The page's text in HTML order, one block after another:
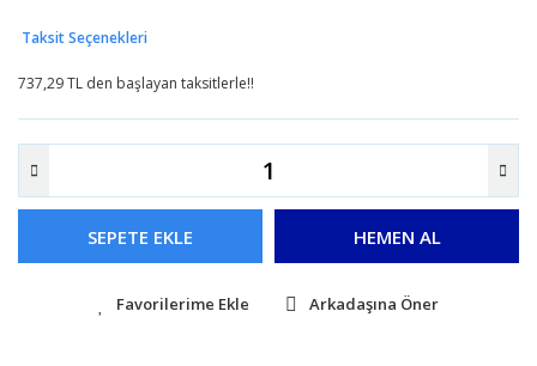
Taksit Seçenekleri
737,29 TL den başlayan taksitlerle!!
SEPETE EKLE HEMEN AL
Arkadaşına Öner